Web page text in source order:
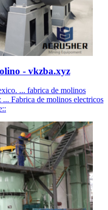
- vkzba.xyz
... fabrica de molinos
Fabrica de molinos electricos